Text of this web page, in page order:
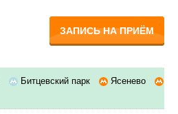
ЗАПИСЬ НА ПРИЁМ
Битцевский парк
Ясенево